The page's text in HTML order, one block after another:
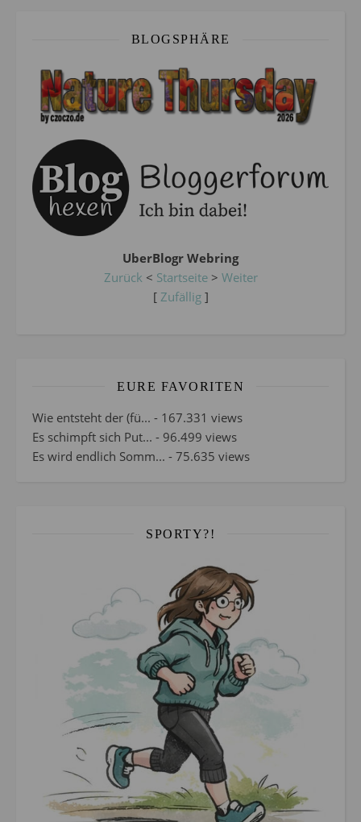
BLOGSPHÄRE
UberBlogr Webring
Zurück < Startseite> Weiter
[ Zufällig]
EURE FAVORITEN
Wie entsteht der (fü... - 167.331 views
Es schimpft sich Put... - 96.499 views
Es wird endlich Somm... - 75.635 views
SPORTY?!